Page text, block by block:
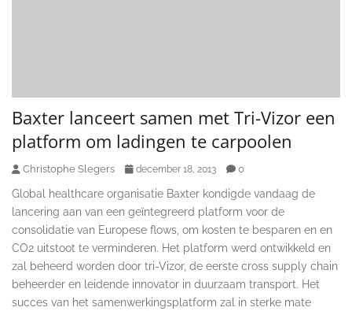
Baxter lanceert samen met Tri-Vizor een
platform om ladingen te carpoolen
Christophe Slegers december 18, 2013 0
Global healthcare organisatie Baxter kondigde vandaag de
lancering aan van een geïntegreerd platform voor de
consolidatie van Europese flows, om kosten te besparen en en
CO2 uitstoot te verminderen. Het platform werd ontwikkeld en
zal beheerd worden door tri-Vizor, de eerste cross supply chain
beheerder en leidende innovator in duurzaam transport. Het
succes van het samenwerkingsplatform zal in sterke mate